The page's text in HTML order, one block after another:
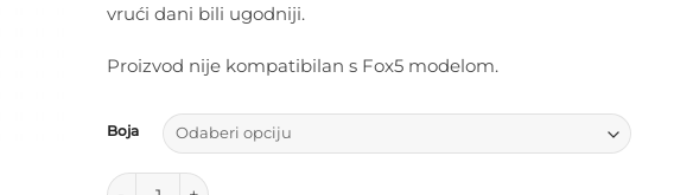
vrući dani bili ugodniji.
Proizvod nije kompatibilan s Fox5 modelom.
Boja
Bugaboo Fox/Cameleon3/Lynx Breezy Sun Canopy Ljetni Pokrov za